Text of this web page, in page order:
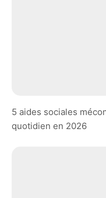
5 aides sociales
quotidien en 2026